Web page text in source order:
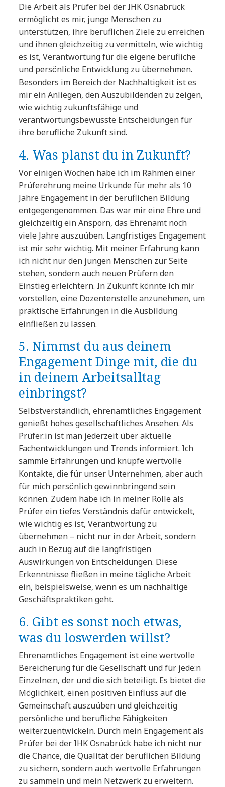
Die Arbeit als Prüfer bei der IHK Osnabrück
ermöglicht es mir, junge Menschen zu
unterstützen, ihre beruflichen Ziele zu erreichen
und ihnen gleichzeitig zu vermitteln, wie wichtig
es ist, Verantwortung für die eigene berufliche
und persönliche Entwicklung zu übernehmen.
Besonders im Bereich der Nachhaltigkeit ist es
mir ein Anliegen, den Auszubildenden zu zeigen,
wie wichtig zukunftsfähige und
verantwortungsbewusste Entscheidungen für
ihre berufliche Zukunft sind.
4. Was planst du in Zukunft?
Vor einigen Wochen habe ich im Rahmen einer
Prüferehrung meine Urkunde für mehr als 10
Jahre Engagement in der beruflichen Bildung
entgegengenommen. Das war mir eine Ehre und
gleichzeitig ein Ansporn, das Ehrenamt noch
viele Jahre auszuüben. Langfristiges Engagement
ist mir sehr wichtig. Mit meiner Erfahrung kann
ich nicht nur den jungen Menschen zur Seite
stehen, sondern auch neuen Prüfern den
Einstieg erleichtern. In Zukunft könnte ich mir
vorstellen, eine Dozentenstelle anzunehmen, um
praktische Erfahrungen in die Ausbildung
einfließen zu lassen.
5. Nimmst du aus deinem
Engagement Dinge mit, die du
in deinem Arbeitsalltag
einbringst?
Selbstverständlich, ehrenamtliches Engagement
genießt hohes gesellschaftliches Ansehen. Als
Prüfer:in ist man jederzeit über aktuelle
Fachentwicklungen und Trends informiert. Ich
sammle Erfahrungen und knüpfe wertvolle
Kontakte, die für unser Unternehmen, aber auch
für mich persönlich gewinnbringend sein
können. Zudem habe ich in meiner Rolle als
Prüfer ein tiefes Verständnis dafür entwickelt,
wie wichtig es ist, Verantwortung zu
übernehmen – nicht nur in der Arbeit, sondern
auch in Bezug auf die langfristigen
Auswirkungen von Entscheidungen. Diese
Erkenntnisse fließen in meine tägliche Arbeit
ein, beispielsweise, wenn es um nachhaltige
Geschäftspraktiken geht.
6. Gibt es sonst noch etwas,
was du loswerden willst?
Ehrenamtliches Engagement ist eine wertvolle
Bereicherung für die Gesellschaft und für jede:n
Einzelne:n, der und die sich beteiligt. Es bietet die
Möglichkeit, einen positiven Einfluss auf die
Gemeinschaft auszuüben und gleichzeitig
persönliche und berufliche Fähigkeiten
weiterzuentwickeln. Durch mein Engagement als
Prüfer bei der IHK Osnabrück habe ich nicht nur
die Chance, die Qualität der beruflichen Bildung
zu sichern, sondern auch wertvolle Erfahrungen
zu sammeln und mein Netzwerk zu erweitern.